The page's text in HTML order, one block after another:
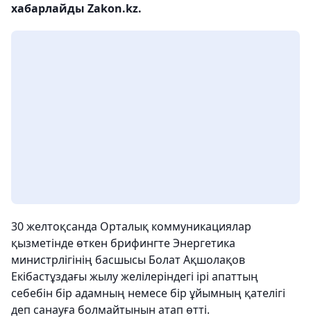
хабарлайды Zakon.kz.
30 желтоқсанда Орталық коммуникациялар
қызметінде өткен брифингте Энергетика
министрлігінің басшысы Болат Ақшолақов
Екібастұздағы жылу желілеріндегі ірі апаттың
себебін бір адамның немесе бір ұйымның қателігі
деп санауға болмайтынын атап өтті.